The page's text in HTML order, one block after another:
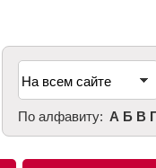
По алфавиту: А Б В